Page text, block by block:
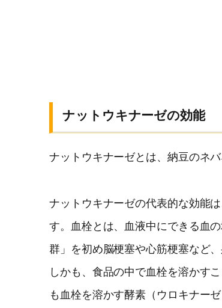
ナットウキナーゼの効能
ナットウキナーゼとは、納豆のネ
ナットウキナーゼの代表的な効能
す。血栓とは、血液中にできる血
群」を初め脳梗塞や心筋梗塞など
しかも、食品の中で血栓を溶かす
も血栓を溶かす酵素（ウロキナー